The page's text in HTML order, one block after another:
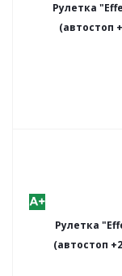
Рулетка
(автостоп
Рулетка
(автостоп